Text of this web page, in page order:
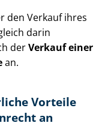
den Verkauf ihres
darin
derVerkauf einer
an.
Vorteile
an